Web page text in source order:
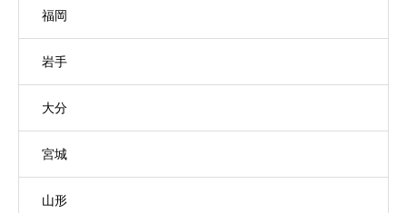
福岡
岩手
大分
宮城
山形